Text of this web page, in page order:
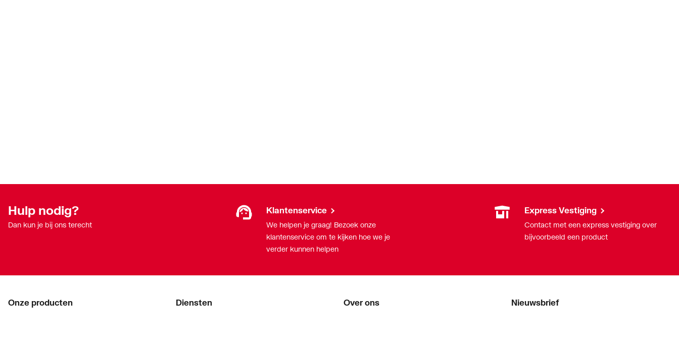
Hulp nodig?
Dan kun je bij ons terecht
Klantenservice
We helpen je graag! Bezoek onze
klantenservice om te kijken hoe we je
verder kunnen helpen
Express Vestiging
Contact met een express vestiging over
bijvoorbeeld een product
Onze producten Diensten Over ons Nieuwsbrief